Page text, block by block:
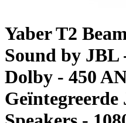
Yaber T2
Sound by JBL
Dolby - 450